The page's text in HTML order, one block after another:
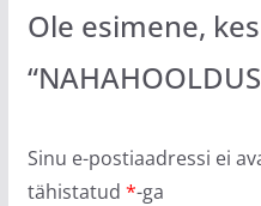
Ole esimene,
Sinu e-postiaadressi ei
tähistatud *-ga